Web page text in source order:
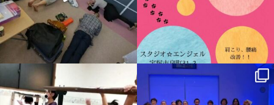
12月 19 11月 29
studioangel.takarazuka studioangel.takarazuka